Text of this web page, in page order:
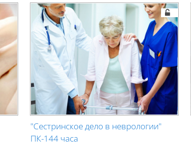
"Сестринское дело в неврологии"
ПК-144 часа